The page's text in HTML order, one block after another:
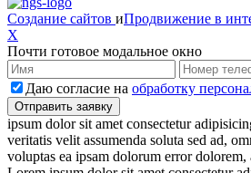
Создание сайтов иПродвижение в
X
Почти готовое модальное окно
Даю согласие на обработку
ipsum dolor sit amet consectetur
veritatis velit assumenda soluta sed ad,
voluptas ea ipsam dolorum error